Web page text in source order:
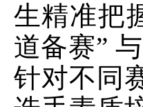
生精准把
道备赛” 与
针对不同